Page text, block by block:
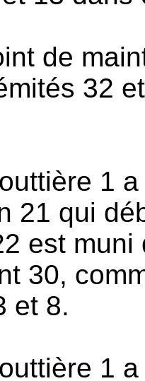
de
32
1
21 qui
est muni
30,
et 8.
1